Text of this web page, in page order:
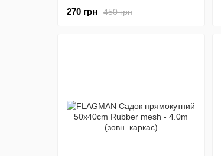
450 грн
270 грн